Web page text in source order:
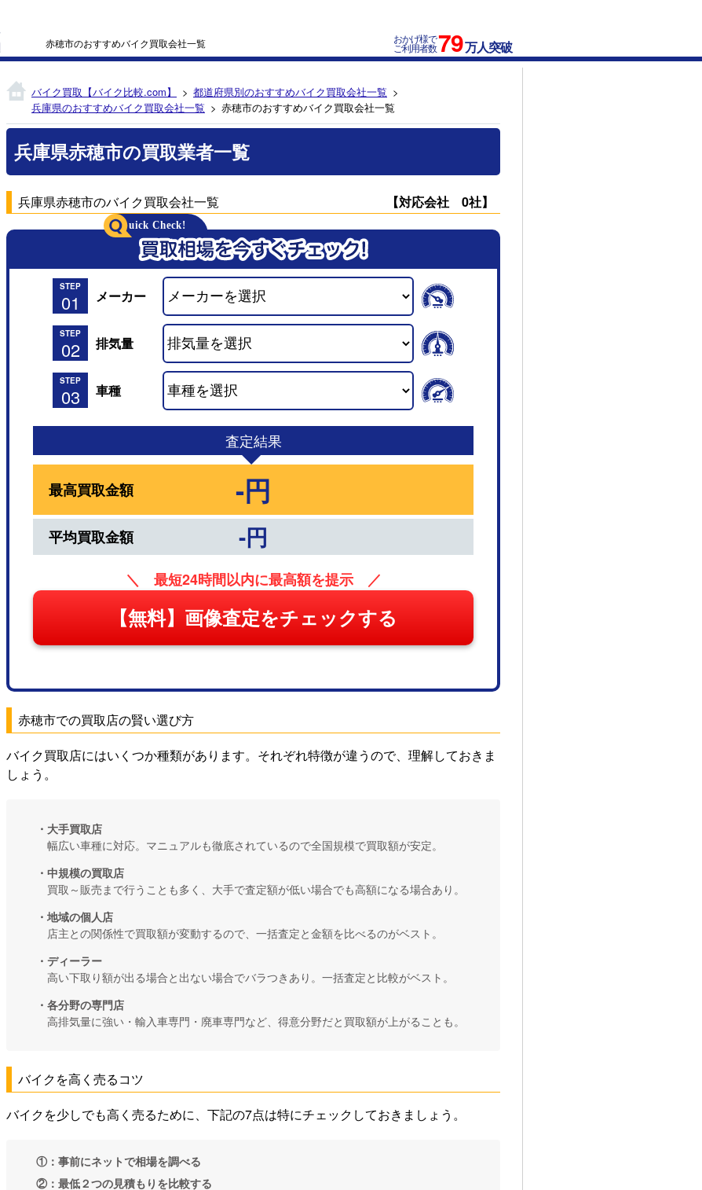
赤穂市のおすすめバイク買取会社一覧 おかげ様で
ご利用者数79万人突破
バイク買取【バイク比較.com】
都道府県別のおすすめバイク買取会社一覧
兵庫県のおすすめバイク買取会社一覧
赤穂市のおすすめバイク買取会社一覧
兵庫県赤穂市の買取業者一覧
兵庫県赤穂市のバイク買取会社一覧 【対応会社 0社】
STEP
01 メーカー
STEP
02 排気量
STEP
03 車種
査定結果
最高買取金額 -円
平均買取金額 -円
＼ 最短24時間以内に最高額を提示 ／
【無料】画像査定をチェックする
赤穂市での買取店の賢い選び方
バイク買取店にはいくつか種類があります。それぞれ特徴が違うので、理解しておきま
しょう。
・大手買取店
幅広い車種に対応。マニュアルも徹底されているので全国規模で買取額が安定。
・中規模の買取店
買取～販売まで行うことも多く、大手で査定額が低い場合でも高額になる場合あり。
・地域の個人店
店主との関係性で買取額が変動するので、一括査定と金額を比べるのがベスト。
・ディーラー
高い下取り額が出る場合と出ない場合でバラつきあり。一括査定と比較がベスト。
・各分野の専門店
高排気量に強い・輸入車専門・廃車専門など、得意分野だと買取額が上がることも。
バイクを高く売るコツ
バイクを少しでも高く売るために、下記の7点は特にチェックしておきましょう。
①：事前にネットで相場を調べる
②：最低２つの見積もりを比較する